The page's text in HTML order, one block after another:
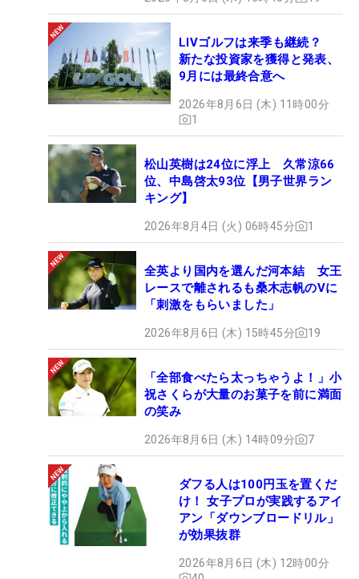
LIVゴルフは来季も継続？
新たな投資家を獲得と発表、
9月には最終合意へ
2026年8月6日 (木) 11時00分
1
松山英樹は24位に浮上 久常涼66
位、中島啓太93位【男子世界ラン
キング】
2026年8月4日 (火) 06時45分 1
全英より国内を選んだ河本結 女王
レースで離されるも桑木志帆のVに
「刺激をもらいました」
2026年8月6日 (木) 15時45分 19
「全部食べたら太っちゃうよ！」小
祝さくらが大量のお菓子を前に満面
の笑み
2026年8月6日 (木) 14時09分 7
ダフる人は100円玉を置くだ
け！ 女子プロが実践するアイ
アン「ダウンブロードリル」
が効果抜群
2026年8月6日 (木) 12時00分